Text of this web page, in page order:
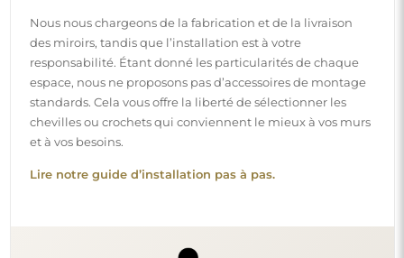
Nous nous chargeons de la fabrication et de la livraison
des miroirs, tandis que l’installation est à votre
responsabilité. Étant donné les particularités de chaque
espace, nous ne proposons pas d’accessoires de montage
standards. Cela vous offre la liberté de sélectionner les
chevilles ou crochets qui conviennent le mieux à vos murs
et à vos besoins.
Lire notre guide d’installation pas à pas.